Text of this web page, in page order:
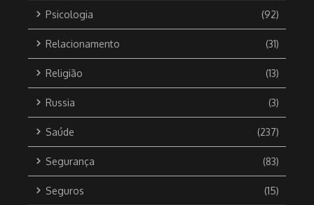
Psicologia (92)
Relacionamento (31)
Religião (13)
Russia (3)
Saúde (237)
Segurança (83)
Seguros (15)